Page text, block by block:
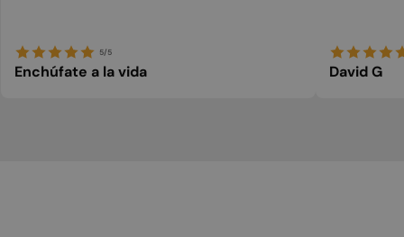
5/5
Enchúfate a la vida David G